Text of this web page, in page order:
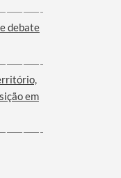
debate
em